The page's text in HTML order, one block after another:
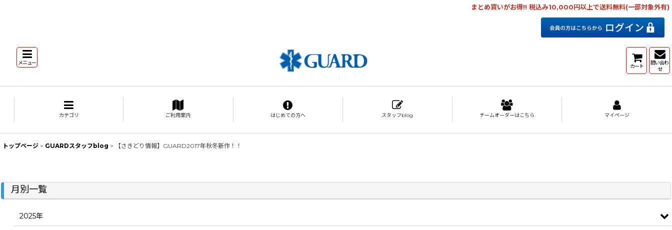
まとめ買いがお得!! 税込み10,000円以上で送料無料(一部対象外有)
メニュー カート
問い合わ
せ
カテゴリ ご利用案内 はじめての方へ スタッフblog チームオーダーはこちら マイページ
トップページ > GUARDスタッフblog > 【さきどり情報】GUARD2017年秋冬新作！！
月別一覧
2025年